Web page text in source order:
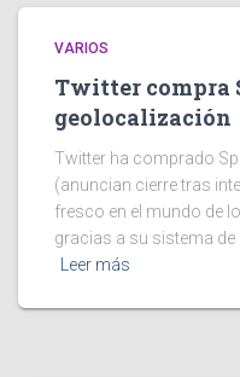
VARIOS
Twitter compra
geolocalización
Twitter ha comprado
(anuncian cierre tras
fresco en el mundo de
gracias a su sistema
Leer más